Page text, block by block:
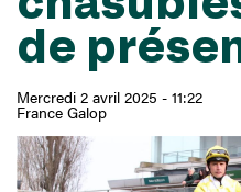
de
Mercredi 2 avril 2025 - 11:22
France Galop